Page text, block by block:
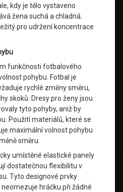
kdy je tělo vystaveno
žena suchá a chladná.
pro udržení koncentrace
funkčnosti fotbalového
pohybu. Fotbal je
rychlé změny směru,
skoků. Dresy pro ženy jsou
tyto pohyby, aniž by
Použití materiálů, které se
maximální volnost pohybu
směru.
umístěné elastické panely
dostatečnou flexibilitu v
Tyto designové prvky
hráčku při žádné